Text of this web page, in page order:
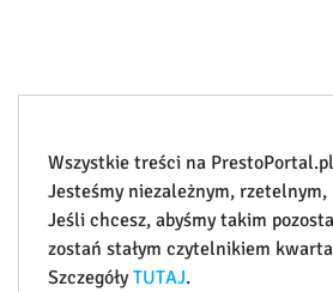
Wszystkie treści na
Jesteśmy niezależnym,
Jeśli chcesz, abyśmy takim
zostań stałym czytelnikiem
SzczegółyTUTAJ.